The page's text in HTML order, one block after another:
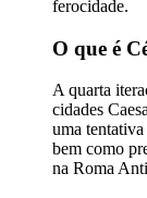
ferocidade.
O que é
A quarta
cidades
uma
bem como
na Roma